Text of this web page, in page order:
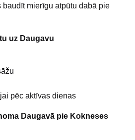
baudīt mierīgu atpūtu dabā pie
uz Daugavu
pēc aktīvas dienas
Daugavā pie Kokneses